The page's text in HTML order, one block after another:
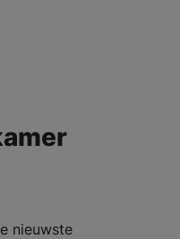
nieuwste